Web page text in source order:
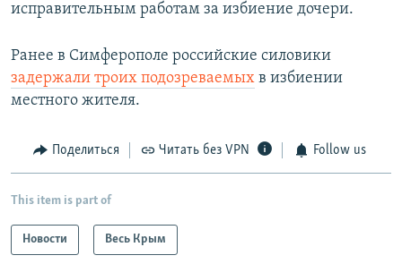
исправительным работам за избиение дочери.
Ранее в Симферополе российские силовики
задержали троих подозреваемых в избиении
местного жителя.
Поделиться Читать без VPN Follow us
This item is part of
Новости Весь Крым